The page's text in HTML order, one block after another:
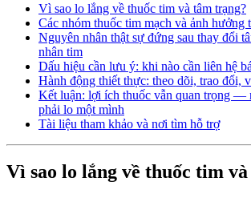
Vì sao lo lắng về thuốc tim và tâm trạng?
Các nhóm thuốc tim mạch và ảnh hưởng
Nguyên nhân thật sự đứng sau thay đổi
nhân tim
Dấu hiệu cần lưu ý: khi nào cần liên hệ
Hành động thiết thực: theo dõi, trao đổi,
Kết luận: lợi ích thuốc vẫn quan trọng —
phải lo một mình
Tài liệu tham khảo và nơi tìm hỗ trợ
Vì sao lo lắng về thuốc tim